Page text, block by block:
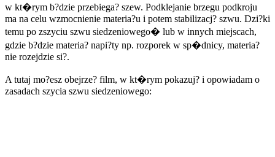
w kt�rym b?dzie przebiega? szew. Podklejanie brzegu podkroju
ma na celu wzmocnienie materia?u i potem stabilizacj? szwu. Dzi?ki
temu po zszyciu szwu siedzeniowego� lub w innych miejscach,
gdzie b?dzie materia? napi?ty np. rozporek w sp�dnicy, materia?
nie rozejdzie si?.
A tutaj mo?esz obejrze? film, w kt�rym pokazuj? i opowiadam o
zasadach szycia szwu siedzeniowego: